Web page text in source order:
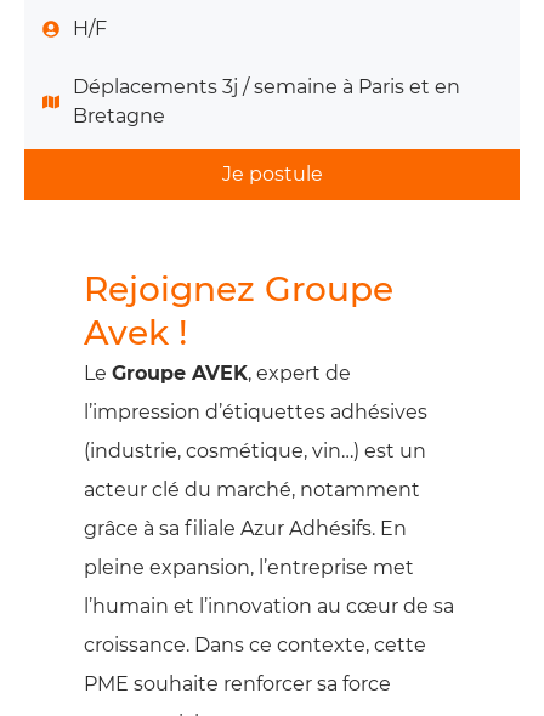
H/F
Déplacements 3j / semaine à Paris et en
Bretagne
Je postule
Rejoignez Groupe
Avek !
Le Groupe AVEK, expert de
l’impression d’étiquettes adhésives
(industrie, cosmétique, vin…) est un
acteur clé du marché, notamment
grâce à sa filiale Azur Adhésifs. En
pleine expansion, l’entreprise met
l’humain et l’innovation au cœur de sa
croissance. Dans ce contexte, cette
PME souhaite renforcer sa force